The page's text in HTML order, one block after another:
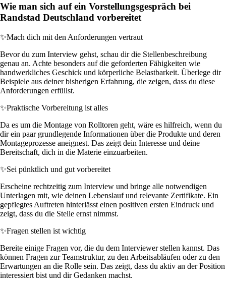
Wie man sich auf ein Vorstellungsgespräch bei
Randstad Deutschland vorbereitet
✨Mach dich mit den Anforderungen vertraut
Bevor du zum Interview gehst, schau dir die Stellenbeschreibung
genau an. Achte besonders auf die geforderten Fähigkeiten wie
handwerkliches Geschick und körperliche Belastbarkeit. Überlege dir
Beispiele aus deiner bisherigen Erfahrung, die zeigen, dass du diese
Anforderungen erfüllst.
✨Praktische Vorbereitung ist alles
Da es um die Montage von Rolltoren geht, wäre es hilfreich, wenn du
dir ein paar grundlegende Informationen über die Produkte und deren
Montageprozesse aneignest. Das zeigt dein Interesse und deine
Bereitschaft, dich in die Materie einzuarbeiten.
✨Sei pünktlich und gut vorbereitet
Erscheine rechtzeitig zum Interview und bringe alle notwendigen
Unterlagen mit, wie deinen Lebenslauf und relevante Zertifikate. Ein
gepflegtes Auftreten hinterlässt einen positiven ersten Eindruck und
zeigt, dass du die Stelle ernst nimmst.
✨Fragen stellen ist wichtig
Bereite einige Fragen vor, die du dem Interviewer stellen kannst. Das
können Fragen zur Teamstruktur, zu den Arbeitsabläufen oder zu den
Erwartungen an die Rolle sein. Das zeigt, dass du aktiv an der Position
interessiert bist und dir Gedanken machst.